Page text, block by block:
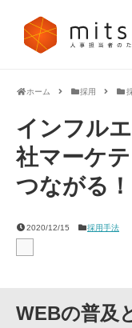
ホーム 採用
インフル
社マーケ
つながる！
2020/12/15 採用手法
WEBの普及